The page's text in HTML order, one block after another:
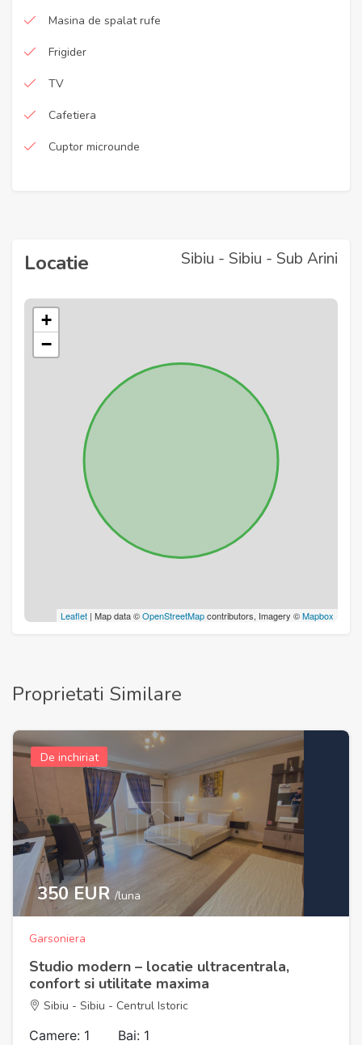
Masina de spalat rufe
Frigider
TV
Cafetiera
Cuptor microunde
Locatie Sibiu - Sibiu - Sub Arini
+
−
Leaflet | Map data ©OpenStreetMapcontributors, Imagery ©Mapbox
Proprietati Similare
De inchiriat
350 EUR/luna
Garsoniera
Studio modern – locatie ultracentrala,
confort si utilitate maxima
Sibiu - Sibiu - Centrul Istoric
Camere: 1 Bai: 1